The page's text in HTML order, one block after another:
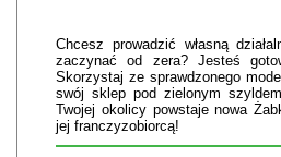
Chcesz prowadzić własną
zaczynać od zera? Jesteś
Skorzystaj ze sprawdzonego
swój sklep pod zielonym
Twojej okolicy powstaje nowa
jej franczyzobiorcą!